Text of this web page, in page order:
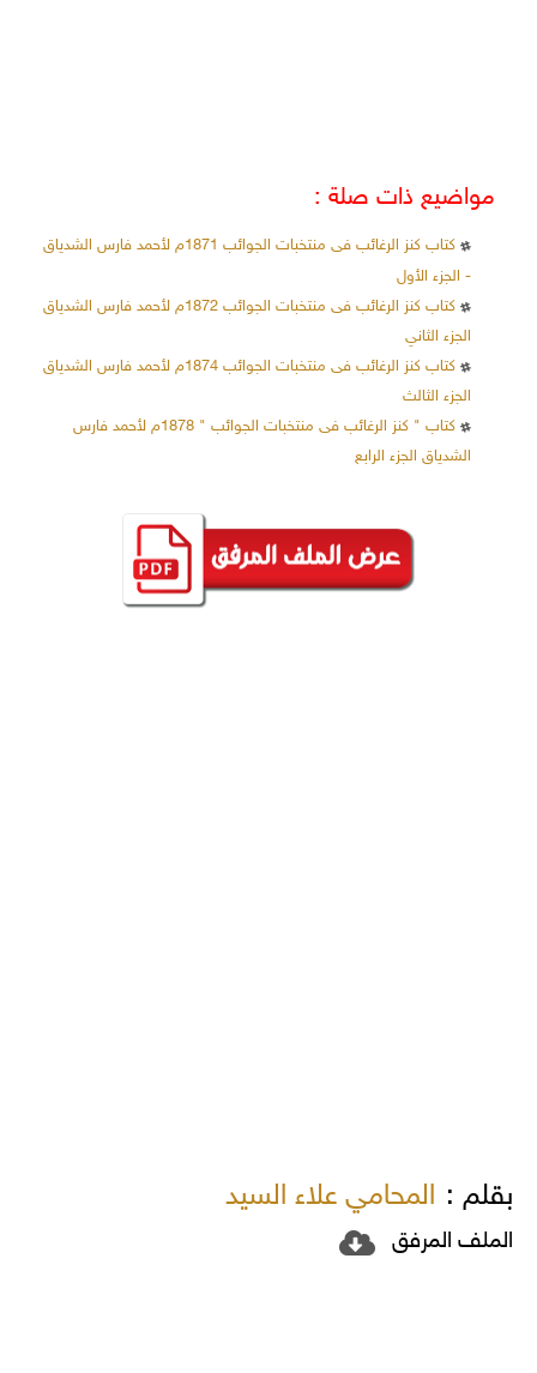
مواضيع ذات صلة :
كتاب كنز الرغائب فى منتخبات الجوائب 1871م لأحمد فارس الشدياق
- الجزء الأول
كتاب كنز الرغائب فى منتخبات الجوائب 1872م لأحمد فارس الشدياق
الجزء الثاني
كتاب كنز الرغائب فى منتخبات الجوائب 1874م لأحمد فارس الشدياق
الجزء الثالث
كتاب " كنز الرغائب فى منتخبات الجوائب " 1878م لأحمد فارس
الشدياق الجزء الرابع
بقلم : المحامي علاء السيد
الملف المرفق